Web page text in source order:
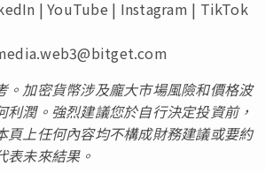
| YouTube | Instagram | TikTok
。加密貨幣涉及龐大市場風險和價格波
利潤。強烈建議您於自行決定投資前，
頁上任何內容均不構成財務建議或要約
表未來結果。